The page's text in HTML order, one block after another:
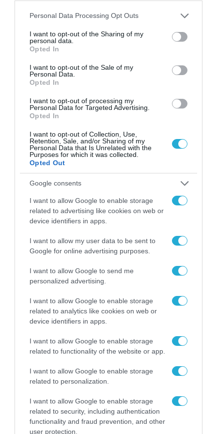
Please note that this website/app uses one or more Google
not limited to your visit or usage behaviour. You may click to
grant or deny consent to Google and its third-party tags to
use your data for below specified purposes in below Google
consent section.
Personal Data Processing Opt Outs
I want to opt-out of the Sharing of my
personal data.
Opted In
I want to opt-out of the Sale of my
Personal Data.
Opted In
I want to opt-out of processing my
Personal Data for Targeted Advertising.
Opted In
I want to opt-out of Collection, Use,
Retention, Sale, and/or Sharing of my
Personal Data that Is Unrelated with the
Purposes for which it was collected.
Opted Out
Google consents
I want to allow Google to enable storage
related to advertising like cookies on web or
device identifiers in apps.
I want to allow my user data to be sent to
Google for online advertising purposes.
I want to allow Google to send me
personalized advertising.
I want to allow Google to enable storage
related to analytics like cookies on web or
device identifiers in apps.
I want to allow Google to enable storage
related to functionality of the website or app.
I want to allow Google to enable storage
related to personalization.
I want to allow Google to enable storage
related to security, including authentication
functionality and fraud prevention, and other
user protection.
ΡΟΗ ΕΙΔΗΣΕΩΝ
Το χρηματοδοτούμενο
από την ΕΕ έργο “The
ενισχύει την ασφάλεια
των παιδιών στο
31.07.2026
ΑΑΔΕ: Διευκρινίσεις
για τα πρόστιμα σε
παραβάσεις που
αφορούν τους ΦΗΜ
31.07.2026
Σ. Καλαφάτης: «Η